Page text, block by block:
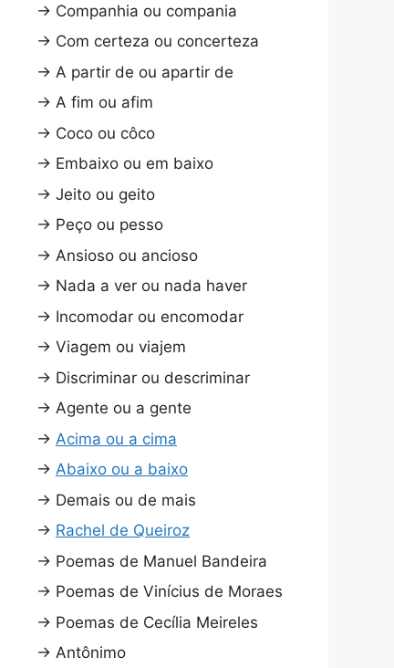
→ Companhia ou compania
→ Com certeza ou concerteza
→ A partir de ou apartir de
→ A fim ou afim
→ Coco ou côco
→ Embaixo ou em baixo
→ Jeito ou geito
→ Peço ou pesso
→ Ansioso ou ancioso
→ Nada a ver ou nada haver
→ Incomodar ou encomodar
→ Viagem ou viajem
→ Discriminar ou descriminar
→ Agente ou a gente
→ Acima ou a cima
→ Abaixo ou a baixo
→ Demais ou de mais
→ Rachel de Queiroz
→ Poemas de Manuel Bandeira
→ Poemas de Vinícius de Moraes
→ Poemas de Cecília Meireles
→ Antônimo